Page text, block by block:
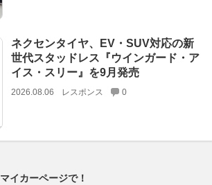
ネクセンタイヤ、EV・SUV対応の新
世代スタッドレス『ウインガード・ア
イス・スリー』を9月発売
2026.08.06 レスポンス 0
イカーページで！